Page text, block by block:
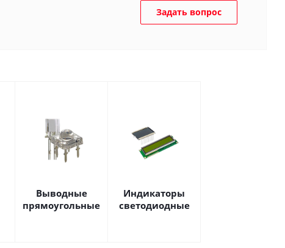
Задать вопрос
Выводные
прямоугольные
Индикаторы
светодиодные